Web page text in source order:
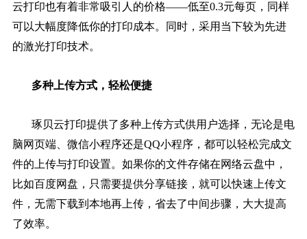
云打印也有着非常吸引人的价格——低至0.3元每页，同样
可以大幅度降低你的打印成本。同时，采用当下较为先进
的激光打印技术。
多种上传方式，轻松便捷
琢贝云打印提供了多种上传方式供用户选择，无论是电
脑网页端、微信小程序还是QQ小程序，都可以轻松完成文
件的上传与打印设置。如果你的文件存储在网络云盘中，
比如百度网盘，只需要提供分享链接，就可以快速上传文
件，无需下载到本地再上传，省去了中间步骤，大大提高
了效率。